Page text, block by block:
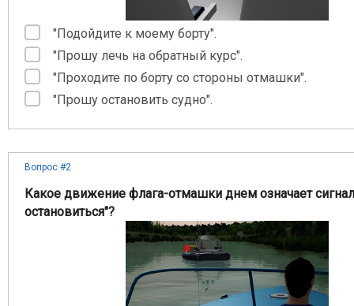
"Подойдите к моему борту".
"Прошу лечь на обратный курс".
"Проходите по борту со стороны отмашки".
"Прошу остановить судно".
Вопрос #2
Какое движение флага-отмашки днем означает
остановиться"?